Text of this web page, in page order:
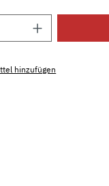
Anzahl: Gib
hinzufügen